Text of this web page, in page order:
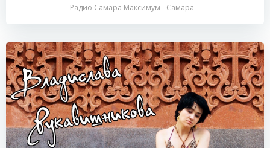
Радио Самара Максимум Самара